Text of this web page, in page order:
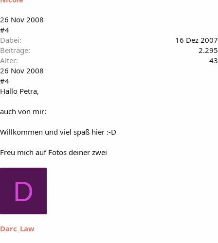
26 Nov 2008
#4
Dabei
16 Dez 2007
Beiträge
2.295
Alter
43
26 Nov 2008
#4
Hallo Petra,
auch von mir:
Willkommen und viel spaß hier :-D
Freu mich auf Fotos deiner zwei
D
Darc_Law